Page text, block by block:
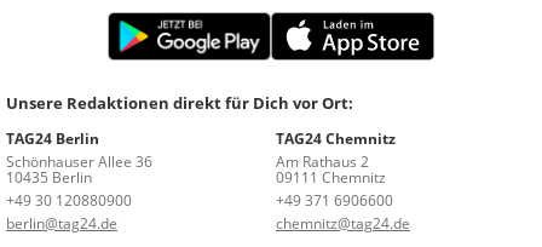
Unsere Redaktionen direkt für Dich vor Ort:
TAG24 Berlin
Schönhauser Allee 36
10435 Berlin
+49 30 120880900
berlin@tag24.de
TAG24 Chemnitz
Am Rathaus 2
09111 Chemnitz
+49 371 6906600
chemnitz@tag24.de